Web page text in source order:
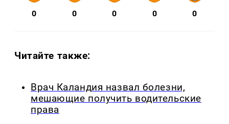
0 0 0 0 0
Читайте также:
Врач Каландия назвал болезни,
мешающие получить водительские
права